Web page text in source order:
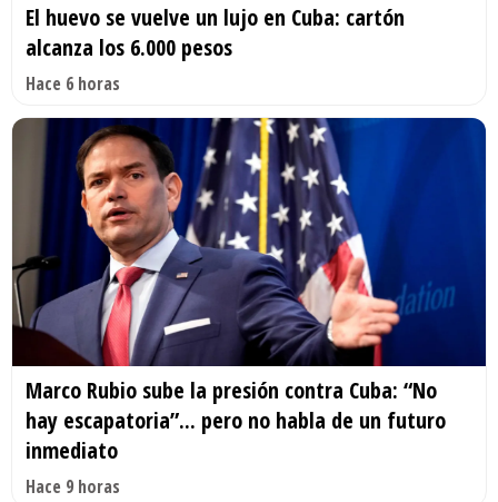
El huevo se vuelve un lujo en Cuba: cartón
alcanza los 6.000 pesos
Hace 6 horas
Marco Rubio sube la presión contra Cuba: “No
hay escapatoria”... pero no habla de un futuro
inmediato
Hace 9 horas